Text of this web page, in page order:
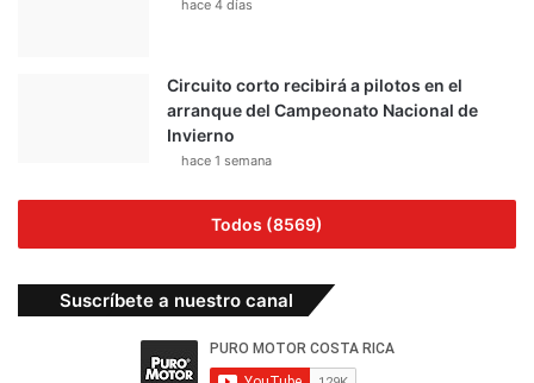
hace 4 días
Circuito corto recibirá a pilotos en el
arranque del Campeonato Nacional de
Invierno
hace 1 semana
Todos (8569)
Suscríbete a nuestro canal